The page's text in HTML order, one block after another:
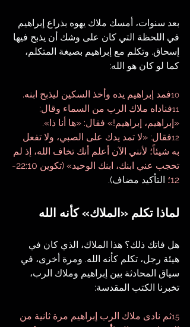
بعد سنوات، أمسك ملاك يهوه بذراع إبراهيم
في اللحظة التي كان على وشك أن يذبح فيها
إسحاق. وتكلم مع إبراهيم بصيغة المتكلم،
كما لو كان هو الله:
10فمد إبراهيم يده وأخذ السكين ليذبح ابنه.
11فناداه ملاك الرب من السماء وقال:
«إبراهيم، إبراهيم!» فقال: «ها أنا ذا».
12فقال: «لا تمد يدك على الصبي، ولا تفعل
به شيئاً؛ لأنني الآن أعلم أنك تخاف الله، إذ لم
تحجب عني ابنك، ابنك الوحيد» (تكوين 22:10-
12؛ التأكيد مضاف).
لماذا تكلم «الملاك» كأنه الله
هل فاتك ذلك؟ هذا الملاك، الذي كان في
هيئة رجل، تكلم كأنه الله. ومرة أخرى، في
سياق المحادثة بين إبراهيم وملاك الرب،
تخبرنا الكتب المقدسة:
15ثم نادى ملاك الرب إبراهيم مرة ثانية من